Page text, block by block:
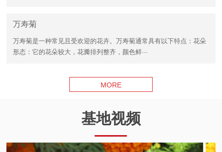
万寿菊
万寿菊是一种常见且受欢迎的花卉。万寿菊通常具有以下特点：花朵
形态：它的花朵较大，花瓣排列整齐，颜色鲜···
MORE
基地视频